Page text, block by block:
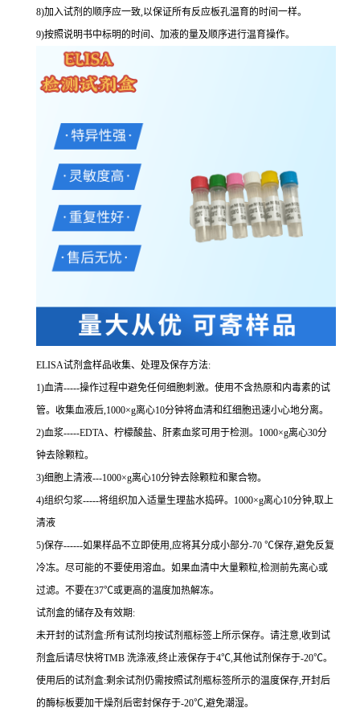
8)加入试剂的顺序应一致,以保证所有反应板孔温育的时间一样。
9)按照说明书中标明的时间、加液的量及顺序进行温育操作。
ELISA试剂盒样品收集、处理及保存方法:
1)血清-----操作过程中避免任何细胞刺激。使用不含热原和内毒素的试
管。收集血液后,1000×g离心10分钟将血清和红细胞迅速小心地分离。
2)血浆-----EDTA、柠檬酸盐、肝素血浆可用于检测。 1000×g离心30分
钟去除颗粒。
3)细胞上清液---1000×g离心10分钟去除颗粒和聚合物。
4)组织匀浆-----将组织加入适量生理盐水捣碎。 1000×g离心10分钟,取上
清液
5)保存------如果样品不立即使用,应将其分成小部分-70 ℃保存,避免反复
冷冻。尽可能的不要使用溶血。如果血清中大量颗粒,检测前先离心或
过滤。不要在37℃或更高的温度加热解冻。
试剂盒的储存及有效期:
未开封的试剂盒:所有试剂均按试剂瓶标签上所示保存。请注意,收到试
剂盒后请尽快将TMB 洗涤液,终止液保存于4℃,其他试剂保存于-20℃。
使用后的试剂盒:剩余试剂仍需按照试剂瓶标签所示的温度保存,开封后
的酶标板要加干燥剂后密封保存于-20℃,避免潮湿。